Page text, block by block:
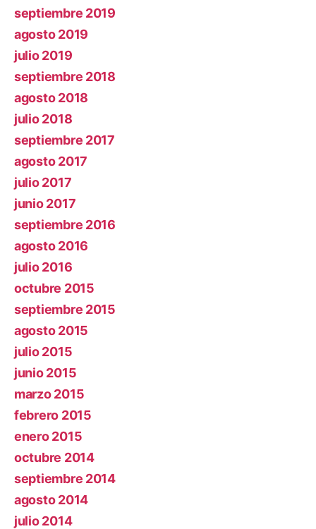
septiembre 2019
agosto 2019
julio 2019
septiembre 2018
agosto 2018
julio 2018
septiembre 2017
agosto 2017
julio 2017
junio 2017
septiembre 2016
agosto 2016
julio 2016
octubre 2015
septiembre 2015
agosto 2015
julio 2015
junio 2015
marzo 2015
febrero 2015
enero 2015
octubre 2014
septiembre 2014
agosto 2014
julio 2014